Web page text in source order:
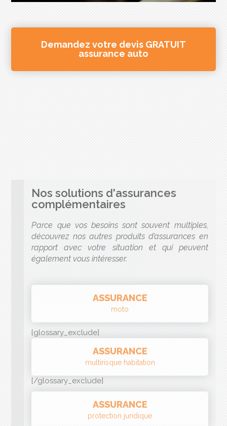
Demandez votre devis GRATUIT
assurance auto
rapport avec votre situation et qui peuvent
également vous intéresser.
ASSURANCE
moto
ASSURANCE
multirisque habitation
[/glossary_exclude]
ASSURANCE
protection juridique
ASSURANCE
complémentaire santé